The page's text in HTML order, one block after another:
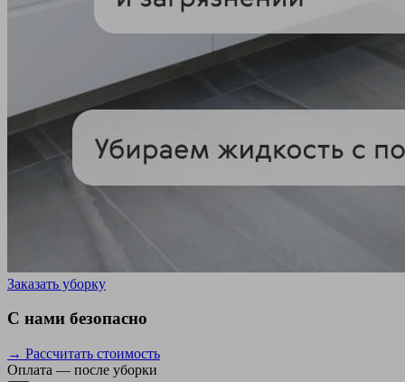
Заказать уборку
С нами безопасно
→ Рассчитать стоимость
Оплата — после уборки